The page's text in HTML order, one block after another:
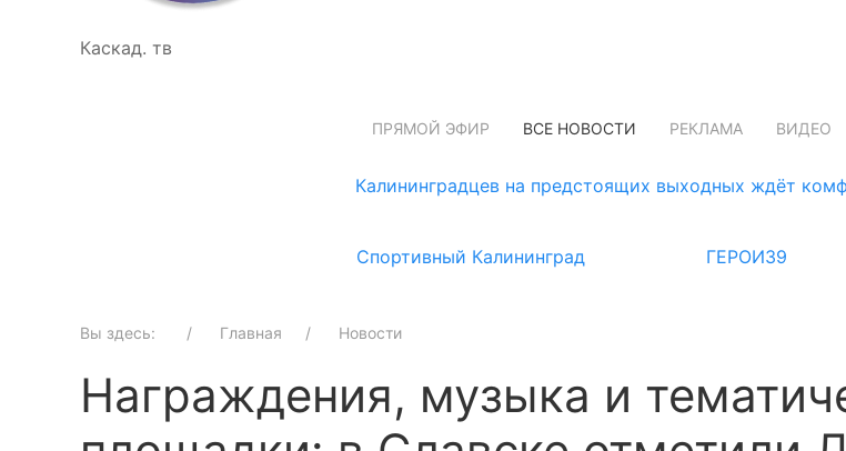
Каскад. тв
ПРЯМОЙ ЭФИР ВСЕ НОВОСТИ РЕКЛАМА ВИДЕО
Калининградцев на предстоящих выходных ждёт
Спортивный Калининград
ГЕРОИ39
Вы здесь: Главная Новости
Награждения, музыка и